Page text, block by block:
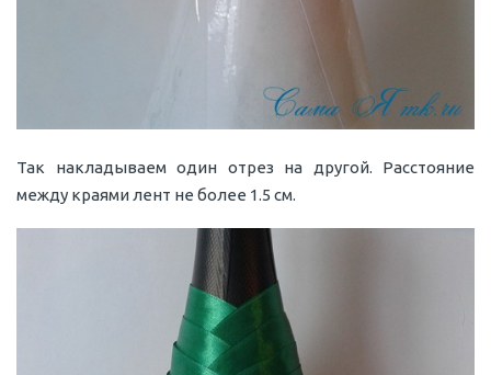
Так накладываем один отрез на другой. Расстояние
между краями лент не более 1.5 см.